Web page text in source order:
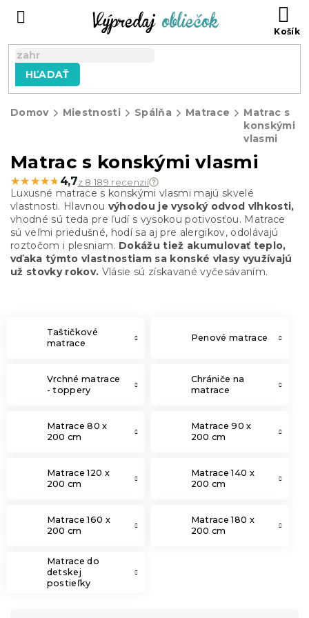
HĽADAŤ
Domov Miestnosti Spálňa Matrace
Matrac s
konskými
vlasmi
Matrac s konskými vlasmi
★★★★★
★★★★★ 4,7z 8 189 recenzií
Luxusné matrace s konskými vlasmi majú skvelé
vlastnosti. Hlavnou výhodou je vysoký odvod vlhkosti,
vhodné sú teda pre ľudí s vysokou potivosťou. Matrace
sú veľmi priedušné, hodí sa aj pre alergikov, odolávajú
roztočom i plesniam. Dokážu tiež akumulovať teplo,
vďaka týmto vlastnostiam sa konské vlasy využívajú
už stovky rokov. Vlásie sú získavané vyčesávaním.
Taštičkové
matrace
Penové matrace
Vrchné matrace
- toppery
Chrániče na
matrace
Matrace 80 x
200 cm
Matrace 90 x
200 cm
Matrace 120 x
200 cm
Matrace 140 x
200 cm
Matrace 160 x
200 cm
Matrace 180 x
200 cm
Matrace do
detskej
postieľky